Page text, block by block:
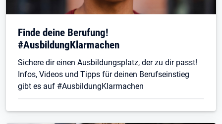
Finde deine Berufung!
#AusbildungKlarmachen
Sichere dir einen Ausbildungsplatz, der zu dir passt!
Infos, Videos und Tipps für deinen Berufseinstieg
gibt es auf #AusbildungKlarmachen